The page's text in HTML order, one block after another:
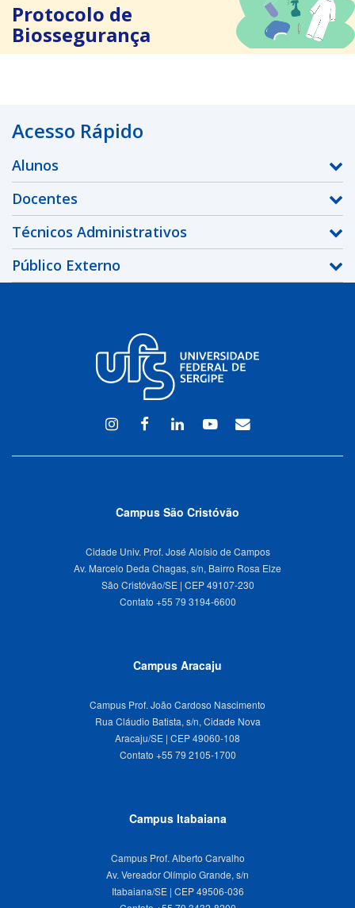
Protocolo de
Biossegurança
Acesso Rápido
Alunos
Docentes
Técnicos Administrativos
Público Externo
InstagramFacebook
LinkedinYoutubeWEBMAIL
Campus São Cristóvão
Cidade Univ. Prof. José Aloísio de Campos
Av. Marcelo Deda Chagas, s/n, Bairro Rosa Elze
São Cristóvão/SE | CEP 49107-230
Campus Aracaju
Campus Prof. João Cardoso Nascimento
Rua Cláudio Batista, s/n, Cidade Nova
Aracaju/SE | CEP 49060-108
Campus Itabaiana
Campus Prof. Alberto Carvalho
Av. Vereador Olímpio Grande, s/n
Itabaiana/SE | CEP 49506-036